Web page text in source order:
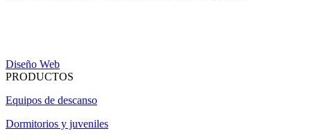
Diseño Web
PRODUCTOS
Equipos de descanso
Dormitorios y juveniles